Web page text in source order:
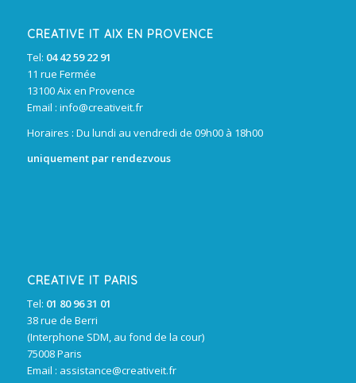
CREATIVE IT AIX EN PROVENCE
Tel: 04 42 59 22 91
11 rue Fermée
13100 Aix en Provence
Email : info@creativeit.fr
Horaires : Du lundi au vendredi de 09h00 à 18h00
uniquement par rendezvous
CREATIVE IT PARIS
Tel: 01 80 96 31 01
38 rue de Berri
(Interphone SDM, au fond de la cour)
75008 Paris
Email : assistance@creativeit.fr